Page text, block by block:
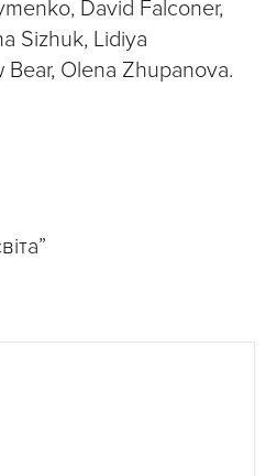
David Falconer,
Sizhuk, Lidiya
Olena Zhupanova.